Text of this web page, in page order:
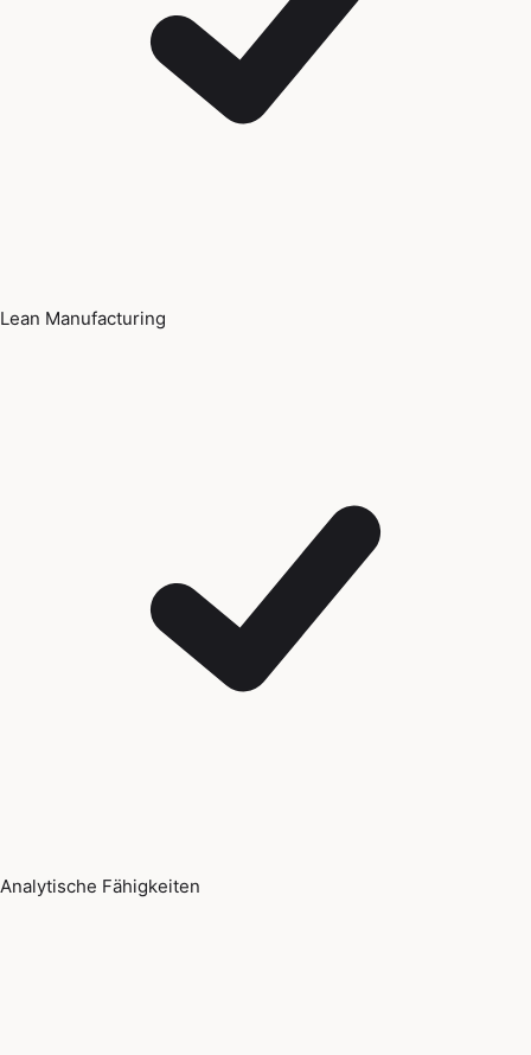
Lean Manufacturing
Analytische Fähigkeiten